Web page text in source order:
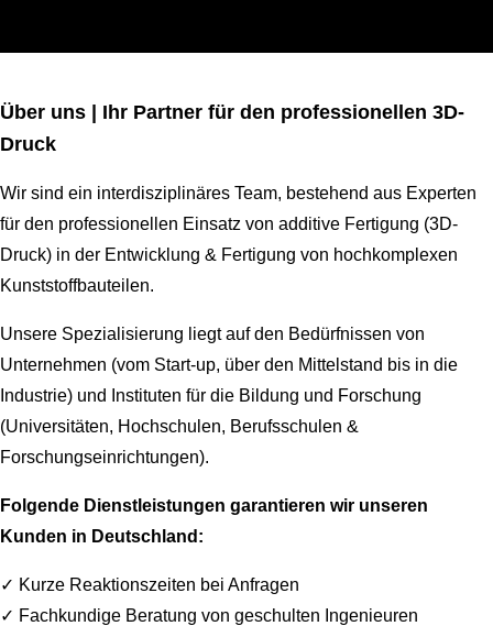
Über uns | Ihr Partner für den professionellen 3D-
Druck
Wir sind ein interdisziplinäres Team, bestehend aus Experten
für den professionellen Einsatz von additive Fertigung (3D-
Druck) in der Entwicklung & Fertigung von hochkomplexen
Kunststoffbauteilen.
Unsere Spezialisierung liegt auf den Bedürfnissen von
Unternehmen (vom Start-up, über den Mittelstand bis in die
Industrie) und Instituten für die Bildung und Forschung
(Universitäten, Hochschulen, Berufsschulen &
Forschungseinrichtungen).
Folgende Dienstleistungen garantieren wir unseren
Kunden in Deutschland:
✓ Kurze Reaktionszeiten bei Anfragen
✓ Fachkundige Beratung von geschulten Ingenieuren